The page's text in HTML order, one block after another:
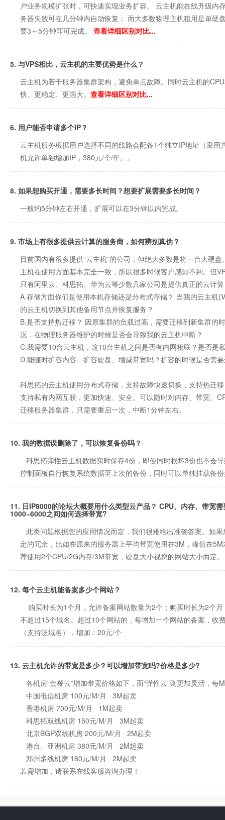
户业务规模扩张时，可快速实现业务扩容。 云主机能在线升级
务器失败可在几分钟内自动恢复； 而大多数物理主机租用是单
要3～5分钟即可完成。 查看详细区别对比...
5. 与VPS相比，云主机的主要优势是什么？
云主机为若干服务器集群架构，避免单点故障。同时云主机的
快、更稳定、更强大。 查看详细区别对比...
6. 用户能否申请多个IP？
云主机服务根据用户选择不同的线路会配备1个独立IP地址（采
机允许单独增加IP，380元/个/年。。
8. 如果想购买开通，需要多长时间？想要扩展需要多长时间？
一般约5分钟左右开通，扩展可以在3分钟以内完成。
9. 市场上有很多提供云计算的服务商，如何辨别真伪？
目前国内有很多提供“云主机”的公司，但绝大多数是将一台大硬
主机在使用方面基本完全一致，所以很多时候客户感知不到。但
只有阿里云、科思拓、华为云等少数几家公司是提供真正的云计
A.存储方面你们是使用本机存储还是分布式存储？ 当我的云主机
的云主机切换到其他备用节点并恢复服务？
B.是否支持热迁移？ 因原集群的负载过高，需要迁移到新集群
况，在物理服务器维护的时候是否会导致我的云主机中断？
C.我需要10台云主机，这10台主机之间是否有内网相联？是否是
D.能随时扩容内容、扩容硬盘、增减带宽吗？扩容的时候是否需
科思拓的云主机使用分布式存储，支持故障快速切换，支持热迁
支持私有内网互联，更加快速、安全。可以随时对内存、带宽、
迁移服务器集群，只需要重启一次，中断1分钟左右。
10. 我的数据误删除了，可以恢复备份吗？
科思拓弹性云主机数据实时保存4份，即使同时损坏3份也不会
控制面板自行恢复系统数据至上次的备份，同时可以单独挂载备
11. 日IP8000的论坛大概要用什么类型云产品？ CPU、内存、带宽
1000~6000之间如何选择带宽?
此类问题根据您的应用情况而定，我们很难给出准确答案。如
定的冗余，比如在原来的服务器上平均带宽使用在3M，峰值在
荐使用2个CPU/2G内存/3M带宽，硬盘大小视您的网站大小而定。
12. 每个云主机能备案多少个网站？
购买时长为1个月，允许备案网站数量为2个；购买时长为2个
不超过15个域名。超过10个网站的，每增加一个网站的备案，
（支持泛域名），增加：20元/个
13. 云主机允许的带宽是多少？可以增加带宽吗?价格是多少?
各机房“套餐云”增加带宽价格如下，而“弹性云”则更加灵活，
中国电信机房 100元/M/月 3M起卖
香港机房 700元/M/月 1M起卖
科思拓双线机房 150元/M/月 3M起卖
北京BGP双线机房 200元/M/月 2M起卖
港台、亚洲机房 380元/M/月 2M起卖
郑州多线机房 180元/M/月 2M起卖
若需增加，请联系在线客服咨询办理！